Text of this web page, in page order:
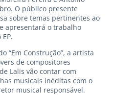
O público presente
sobre temas pertinentes ao
apresentará o trabalho
“Em Construção”, a artista
de compositores
Lalis vão contar com
musicais inéditas com o
musical responsável.